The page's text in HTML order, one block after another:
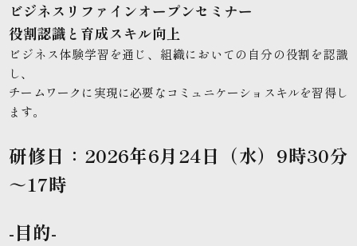
ビジネスリファインオープンセミナー
役割認識と育成スキル向上
ビジネス体験学習を通じ、組織においての自分の役割を認識
し、
チームワークに実現に必要なコミュニケーショスキルを習得し
ます。
研修日：2026年6月24日（水）9時30分
～17時
-目的-